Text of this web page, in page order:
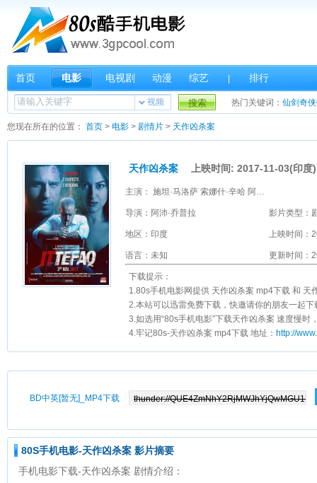
首页 电影 电视剧 动漫 综艺 排行
视频 搜索 热门关键词： 仙剑奇
您现在所在的位置： 首页 > 电影 > 剧情片 > 天作凶杀案
天作凶杀案 上映时间: 2017-11-03(印度)
主演： 施坦·马洛萨 索娜什·辛哈 阿克夏耶·坎纳 曼迪拉·贝迪
导演：阿沛·乔普拉 影片类型：
地区：印度 上映时间：
语言：未知 更新时间：
下载提示：
1.80s手机电影网提供 天作凶杀案 mp4下载 和 天
2.本站可以迅雷免费下载，快邀请你的朋友一起
3.如选用“80s手机电影”下载天作凶杀案 速度慢时
4.牢记80s-天作凶杀案 mp4下载 地址： http://
BD中英[暂无]_MP4下载
80S手机电影-天作凶杀案 影片摘要
手机电影下载-天作凶杀案 剧情介绍：